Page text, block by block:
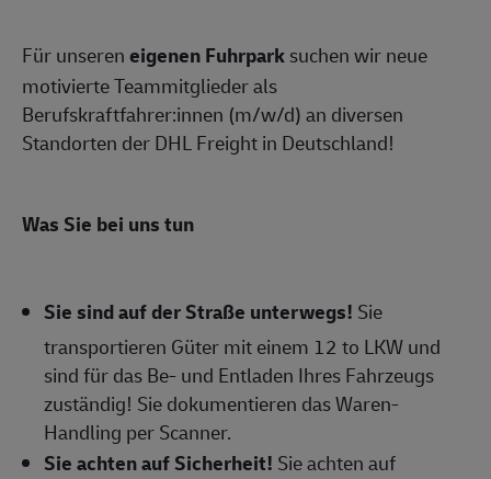
Für unsereneigenen Fuhrparksuchen wir neue
motivierte Teammitglieder als
Berufskraftfahrer:innen (m/w/d) an diversen
Standorten der DHL Freight in Deutschland!
Was Sie bei uns tun
Sie sind auf der Straße unterwegs! Sie
transportieren Güter mit einem 12 to LKW und
sind für das Be- und Entladen Ihres Fahrzeugs
zuständig! Sie dokumentieren das Waren-
Handling per Scanner.
Sie achten auf Sicherheit! Sie achten auf